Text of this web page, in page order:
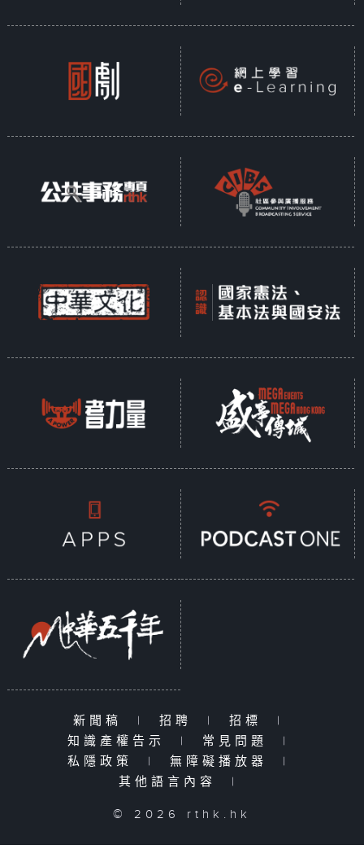
新聞稿 | 招聘 | 招標
|
知識產權告示
| 常見問題
|
私隱政策
| 無障礙播放器
|
其他語言內容
|
© 2026 rthk.hk